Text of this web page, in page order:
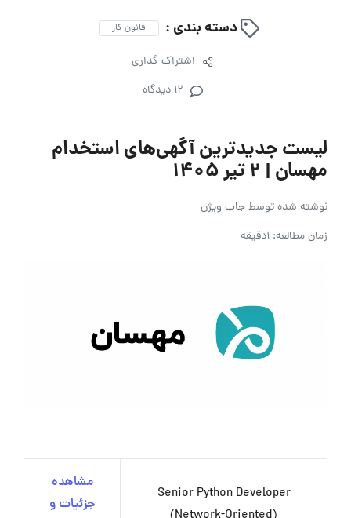
دسته بندی : قانون کار
اشتراک گذاری
12 دیدگاه
لیست جدیدترین آگهی‌های استخدام
مهسان | ۲ تیر ۱۴۰۵
نوشته شده توسطجاب ویژن
زمان مطالعه: 1دقیقه
Senior Python Developer
مشاهده
جزئیات و